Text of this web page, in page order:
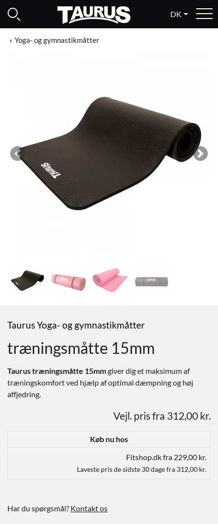
DK
Yoga- og gymnastikmåtter
Previous Next
Taurus Yoga- og gymnastikmåtter
træningsmåtte 15mm
Taurus træningsmåtte 15mmgiver dig et maksimum af
træningskomfort ved hjælp af optimal dæmpning og høj
affjedring.
Vejl. pris fra 312,00 kr.
Køb nu hos
Fitshop.dk fra 229,00 kr.
Laveste pris de sidste 30 dage fra 312,00 kr.
Har du spørgsmål? Kontakt os